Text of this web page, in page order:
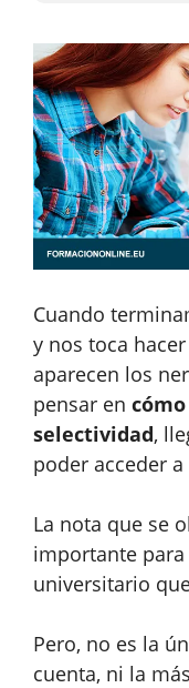
Cuando
y nos toca
aparecen los
pensar en
selectividad,
poder acceder
La nota que se
importante
universitario
Pero, no es la
cuenta, ni la